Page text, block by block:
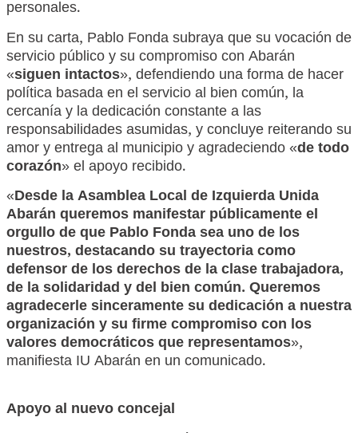
personales.
En su carta, Pablo Fonda subraya que su vocación de
servicio público y su compromiso con Abarán
«siguen intactos», defendiendo una forma de hacer
política basada en el servicio al bien común, la
cercanía y la dedicación constante a las
responsabilidades asumidas, y concluye reiterando su
amor y entrega al municipio y agradeciendo «de todo
corazón» el apoyo recibido.
«Desde la Asamblea Local de Izquierda Unida
Abarán queremos manifestar públicamente el
orgullo de que Pablo Fonda sea uno de los
nuestros, destacando su trayectoria como
defensor de los derechos de la clase trabajadora,
de la solidaridad y del bien común. Queremos
agradecerle sinceramente su dedicación a nuestra
organización y su firme compromiso con los
valores democráticos que representamos»,
manifiesta IU Abarán en un comunicado.
Apoyo al nuevo concejal